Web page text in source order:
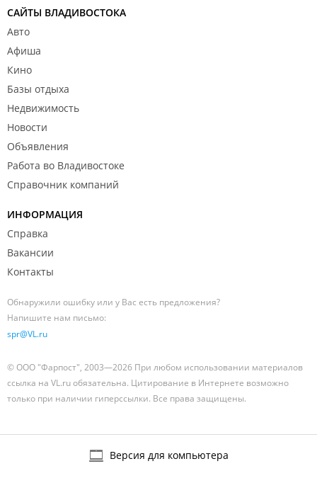
САЙТЫ ВЛАДИВОСТОКА
Авто
Афиша
Кино
Базы отдыха
Недвижимость
Новости
Объявления
Работа во Владивостоке
Справочник компаний
ИНФОРМАЦИЯ
Справка
Вакансии
Контакты
Обнаружили ошибку или у Вас есть предложения?
Напишите нам письмо:
spr@VL.ru
© ООО "Фарпост", 2003—2026 При любом использовании материалов
ссылка на VL.ru обязательна. Цитирование в Интернете возможно
только при наличии гиперссылки. Все права защищены.
Версия для компьютера